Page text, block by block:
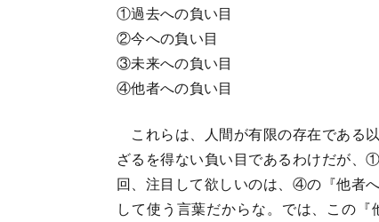
①過去への負い目
②今への負い目
③未来への負い目
④他者への負い目
これらは、人間が有限の存在である
ざるを得ない負い目であるわけだが
回、注目して欲しいのは、④の『他者
して使う言葉だからな。では、この